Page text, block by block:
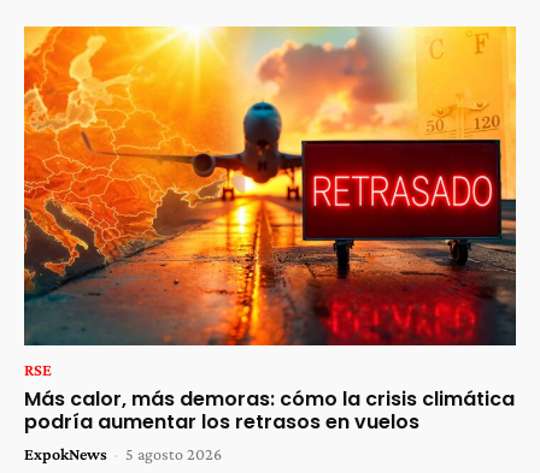
RSE
Más calor, más demoras: cómo la crisis climática
podría aumentar los retrasos en vuelos
ExpokNews - 5 agosto 2026